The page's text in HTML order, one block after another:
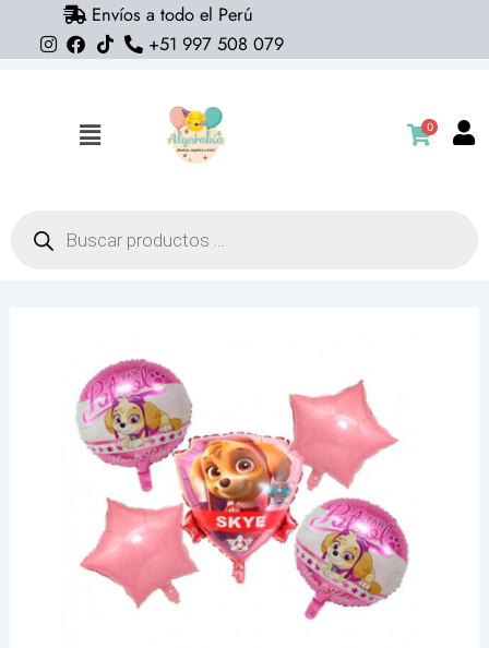
Envíos a todo el Perú
+51 997 508 079
Flyout
0
productos